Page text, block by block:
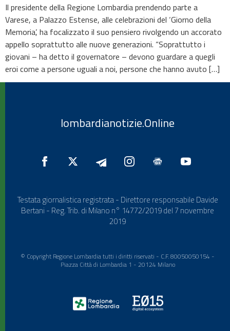
Il presidente della Regione Lombardia prendendo parte a
Varese, a Palazzo Estense, alle celebrazioni del ‘Giorno della
Memoria’, ha focalizzato il suo pensiero rivolgendo un accorato
appello soprattutto alle nuove generazioni. “Soprattutto i
giovani – ha detto il governatore – devono guardare a quegli
eroi come a persone uguali a noi, persone che hanno avuto […]
lombardianotizie.Online
Testata giornalistica registrata - Direttore responsabile Davide
Bertani - Reg. Trib. di Milano n° 14772/2019 del 7 novembre
2019
© Copyright Regione Lombardia tutti i diritti riservati - C.F. 80050050154 -
Piazza Città di Lombardia 1 - 20124 Milano